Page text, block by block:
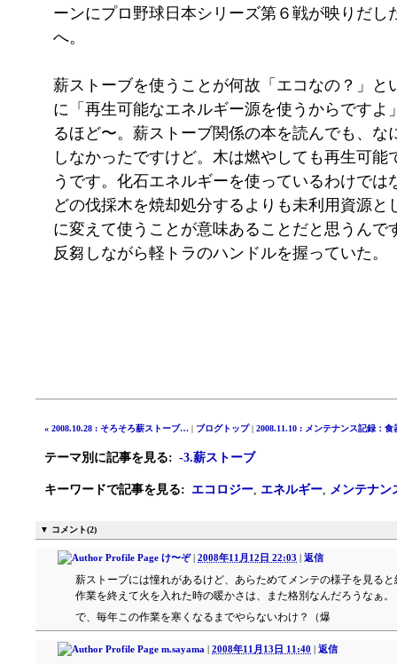
ーンにプロ野球日本シリーズ第６戦が映りだし
へ。
薪ストーブを使うことが何故「エコなの？」と
に「再生可能なエネルギー源を使うからですよ
るほど〜。薪ストーブ関係の本を読んでも、な
しなかったですけど。木は燃やしても再生可能
うです。化石エネルギーを使っているわけでは
どの伐採木を焼却処分するよりも未利用資源と
に変えて使うことが意味あることだと思うんで
反芻しながら軽トラのハンドルを握っていた。
« 2008.10.28 : そろそろ薪ストーブ… | ブログトップ| 2008.11.10 : メンテナンス記録：
テーマ別に記事を見る: -3.薪ストーブ
キーワードで記事を見る: エコロジー, エネルギー, メンテナン
▼ コメント(2)
け〜ぞ| 2008年11月12日 22:03 | 返信
薪ストーブには憧れがあるけど、あらためてメンテの様子を見る
作業を終えて火を入れた時の暖かさは、また格別なんだろうなぁ。
で、毎年この作業を寒くなるまでやらないわけ？（爆
m.sayama | 2008年11月13日 11:40 | 返信